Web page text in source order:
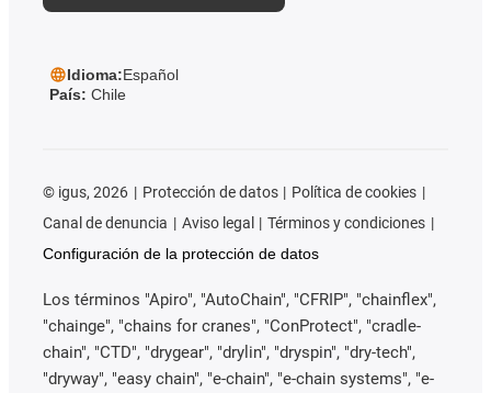
Idioma:Español
País: Chile
© igus, 2026 Protección de datos
Política de cookies
Canal de denuncia
Aviso legal
Términos y condiciones
Configuración de la protección de datos
Los términos "Apiro", "AutoChain", "CFRIP", "chainflex",
"chainge", "chains for cranes", "ConProtect", "cradle-
chain", "CTD", "drygear", "drylin", "dryspin", "dry-tech",
"dryway", "easy chain", "e-chain", "e-chain systems", "e-